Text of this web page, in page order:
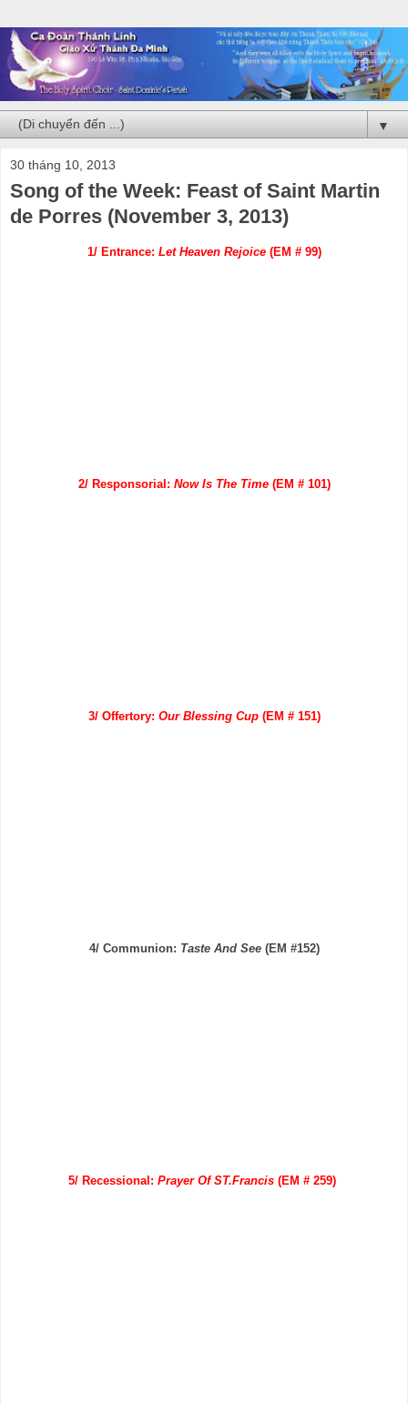
▼
30 tháng 10, 2013
Song of the Week: Feast of Saint Martin
de Porres (November 3, 2013)
1/ Entrance: Let Heaven Rejoice(EM # 99)
2/ Responsorial: Now Is The Time(EM # 101)
3/ Offertory: Our Blessing Cup(EM # 151)
4/ Communion: Taste And See(EM #152)
5/ Recessional: Prayer Of ST.Francis (EM # 259)